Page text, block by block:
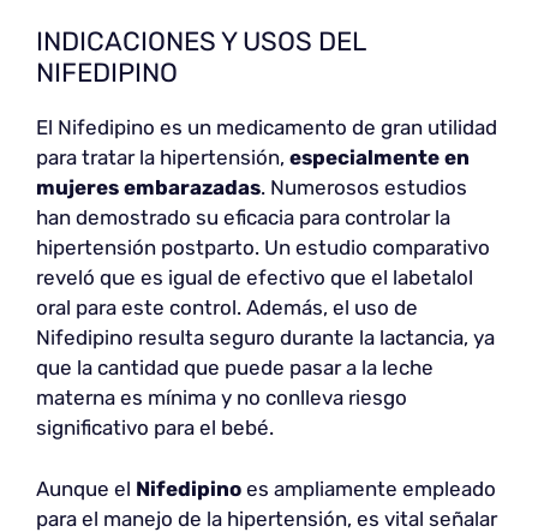
INDICACIONES Y USOS DEL
NIFEDIPINO
El Nifedipino es un medicamento de gran utilidad
para tratar la hipertensión, especialmente en
mujeres embarazadas. Numerosos estudios
han demostrado su eficacia para controlar la
hipertensión postparto. Un estudio comparativo
reveló que es igual de efectivo que el labetalol
oral para este control. Además, el uso de
Nifedipino resulta seguro durante la lactancia, ya
que la cantidad que puede pasar a la leche
materna es mínima y no conlleva riesgo
significativo para el bebé.
Aunque el Nifedipino es ampliamente empleado
para el manejo de la hipertensión, es vital señalar